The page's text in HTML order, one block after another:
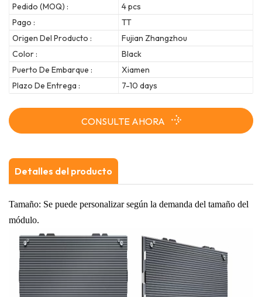
Pedido (MOQ) :
4 pcs
Pago :
TT
Origen Del Producto :
Fujian Zhangzhou
Color :
Black
Puerto De Embarque :
Xiamen
Plazo De Entrega :
7-10 days
CONSULTE AHORA
Detalles del producto
Tamaño: Se puede personalizar según la demanda del tamaño del
módulo.